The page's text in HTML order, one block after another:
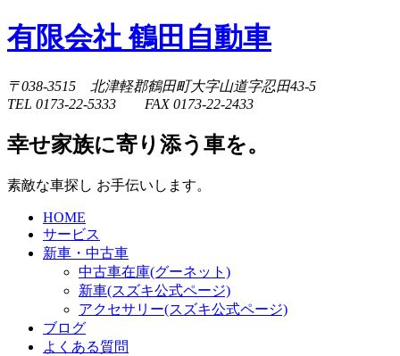
有限会社 鶴田自動車
〒038-3515 北津軽郡鶴田町大字山道字忍田43-5
TEL 0173-22-5333 FAX 0173-22-2433
幸せ家族に寄り添う車を。
素敵な車探し お手伝いします。
HOME
サービス
新車・中古車
中古車在庫(グーネット)
新車(スズキ公式ページ)
アクセサリー(スズキ公式ページ)
ブログ
よくある質問